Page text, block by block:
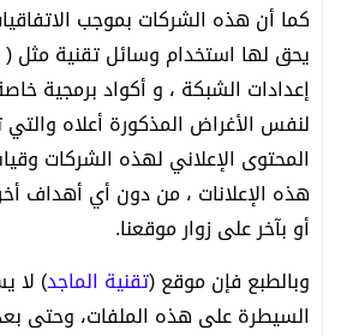
كما أن هذه الشركات بموجب
يحق لها استخدام وسائل تقنية مثل (
إعدادات الشبكة ، و أكواد برمجية
لنفس الأغراض المذكورة أعلاه
المحتوى الإعلاني لهذه الشركات
هذه الإعلانات ، من دون أي أهداف
أو بآخر على زوار موقعنا.
وبالطبع فإن موقع (تقنية الماجد) لا
السيطرة على هذه الملفات، وحتى